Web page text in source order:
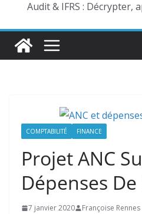
Audit & IFRS : Décrypter,
COMPTABILITÉ FINANCE
Projet ANC
Dépenses
7 janvier 2020 Françoise Rennes